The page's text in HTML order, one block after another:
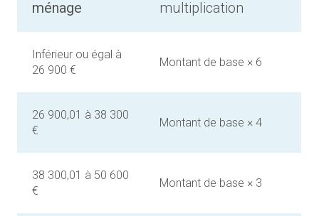
ménage multiplication
Inférieur ou égal à
26 900 €
Montant de base × 6
26 900,01 à 38 300
€
Montant de base × 4
38 300,01 à 50 600
€
Montant de base × 3